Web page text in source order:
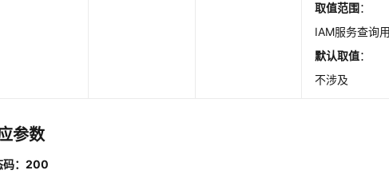
取值范围：
IAM服务查询
默认取值：
不涉及
参数
码：200